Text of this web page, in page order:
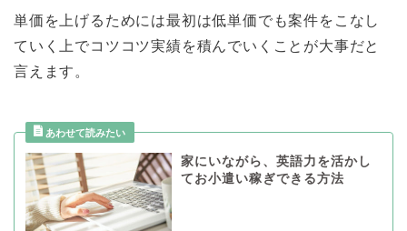
単価を上げるためには最初は低単価でも案件をこなし
ていく上でコツコツ実績を積んでいくことが大事だと
言えます。
家にいながら、英語力を活かし
てお小遣い稼ぎできる方法